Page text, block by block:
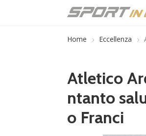
Home Eccellenza
Atletico
ntanto
o Franci